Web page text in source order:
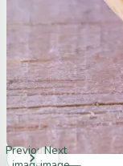
PreviousNext